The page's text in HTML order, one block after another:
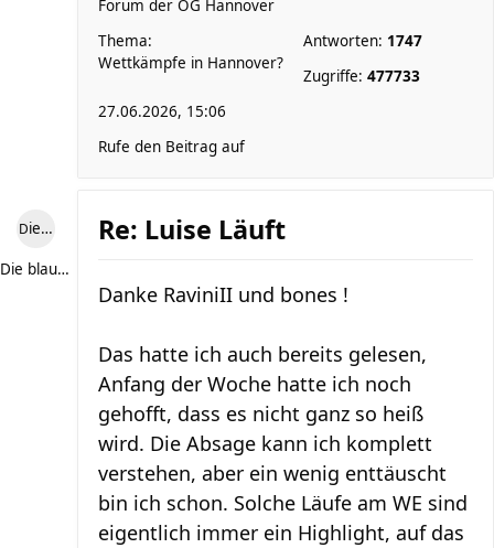
Forum der OG Hannover
Thema:
Wettkämpfe in Hannover?
Antworten: 1747
Zugriffe: 477733
27.06.2026, 15:06
Rufe den Beitrag auf
Die blaue Luise
Die blaue Luise
Re: Luise Läuft
Danke RaviniII und bones !
Das hatte ich auch bereits gelesen,
Anfang der Woche hatte ich noch
gehofft, dass es nicht ganz so heiß
wird. Die Absage kann ich komplett
verstehen, aber ein wenig enttäuscht
bin ich schon. Solche Läufe am WE sind
eigentlich immer ein Highlight, auf das